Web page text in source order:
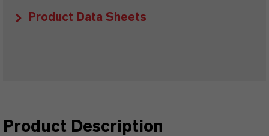
Product Data Sheets
Product Description